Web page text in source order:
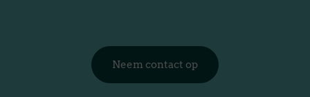
Neem contact op